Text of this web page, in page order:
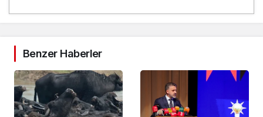
Benzer Haberler